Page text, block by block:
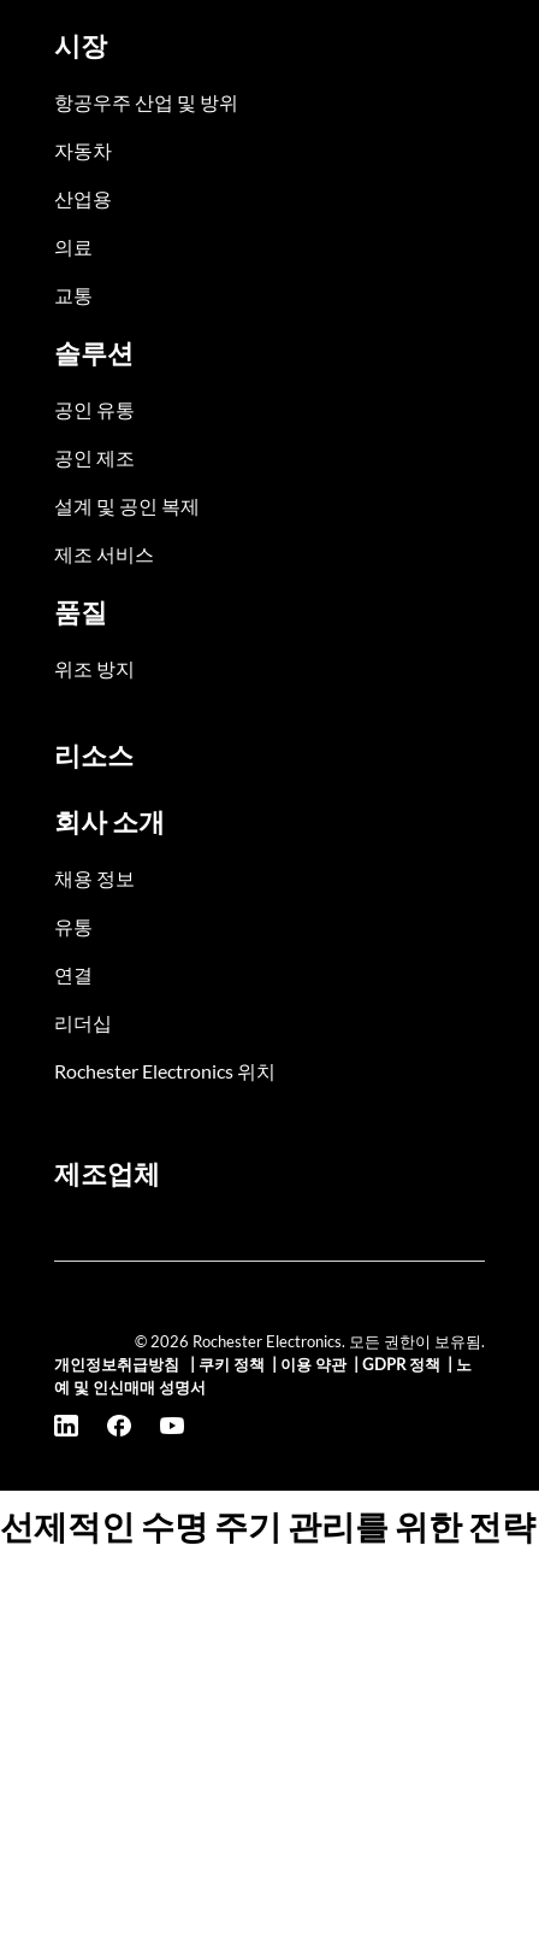
시장
항공우주 산업 및 방위
자동차
산업용
의료
교통
솔루션
공인 유통
공인 제조
설계 및 공인 복제
제조 서비스
품질
위조 방지
리소스
회사 소개
채용 정보
유통
연결
리더십
Rochester Electronics 위치
제조업체
© 2026 Rochester Electronics. 모든 권한이 보유됨.
개인정보취급방침
쿠키 정책 이용 약관| GDPR 정책
노
예 및 인신매매 성명서
선제적인 수명 주기 관리를 위한 전략